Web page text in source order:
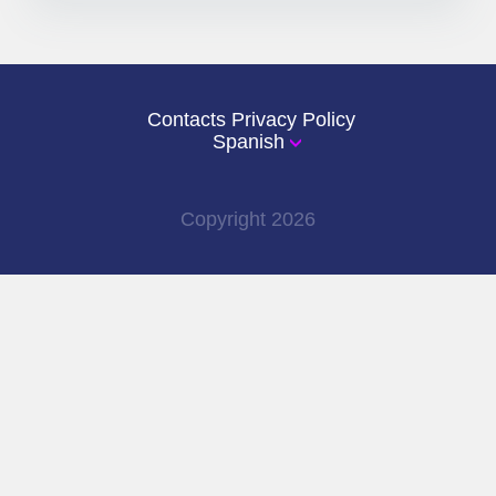
Contacts Privacy Policy
Spanish
Copyright 2026